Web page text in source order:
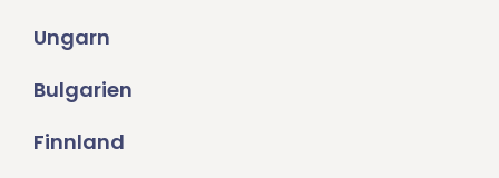
Ungarn
Bulgarien
Finnland